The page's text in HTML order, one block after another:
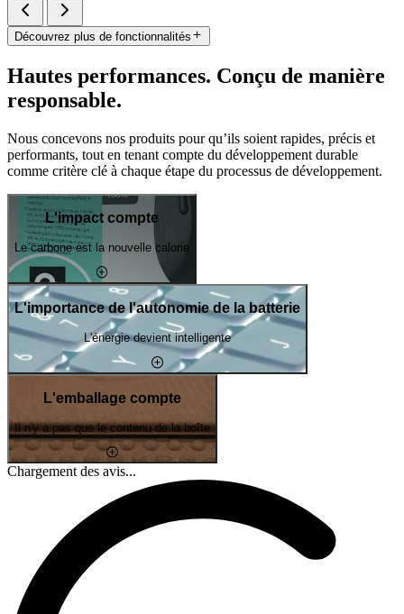
Découvrez plus de fonctionnalités
Hautes performances. Conçu de manière
responsable.
Nous concevons nos produits pour qu’ils soient rapides, précis et
performants, tout en tenant compte du développement durable
comme critère clé à chaque étape du processus de développement.
L'impact compte
Le carbone est la nouvelle calorie
L'importance de l'autonomie de la batterie
L'énergie devient intelligente
L'emballage compte
Il n'y a pas que le contenu de la boîte
Chargement des avis...